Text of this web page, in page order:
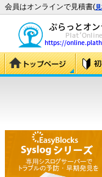
会員はオンラインで見積書(